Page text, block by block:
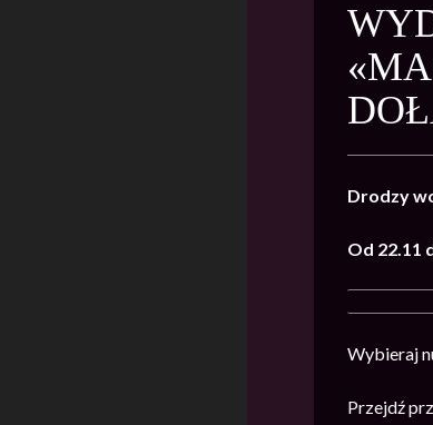
Drodzy
Od 22.11
Wybieraj
Przejdź